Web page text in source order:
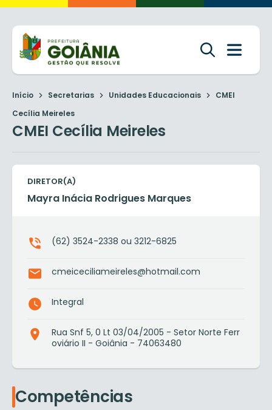
Início Secretarias Unidades Educacionais
CMEI
Cecília Meireles
CMEI Cecília Meireles
DIRETOR(A)
Mayra Inácia Rodrigues Marques
(62) 3524-2338 ou 3212-6825
cmeiceciliameireles@hotmail.com
Integral
Rua Snf 5, 0 Lt 03/04/2005 - Setor Norte Ferr
oviário II - Goiânia - 74063480
Competências